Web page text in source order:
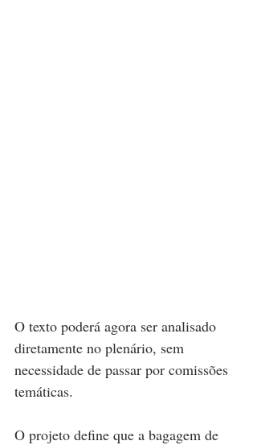
O texto poderá agora ser analisado
diretamente no plenário, sem
necessidade de passar por comissões
temáticas.
O projeto define que a bagagem de